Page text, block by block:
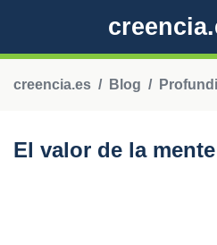
creencia.es Blog
El valor de la